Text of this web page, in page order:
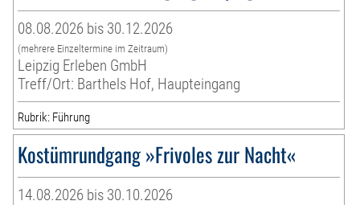
08.08.2026 bis 30.12.2026
(mehrere Einzeltermine im Zeitraum)
Leipzig Erleben GmbH
Treff/Ort: Barthels Hof, Haupteingang
Rubrik: Führung
Kostümrundgang »Frivoles zur Nacht«
14.08.2026 bis 30.10.2026